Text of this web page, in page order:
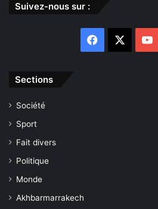
Suivez-nous sur :
Facebook
Sections
Société
Sport
Fait divers
Politique
Monde
Akhbarmarrakech